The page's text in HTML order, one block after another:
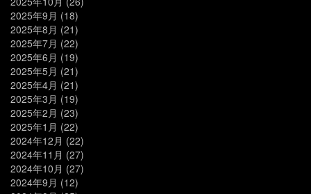
2025年9月 (18)
2025年8月 (21)
2025年7月 (22)
2025年6月 (19)
2025年5月 (21)
2025年4月 (21)
2025年3月 (19)
2025年2月 (23)
2025年1月 (22)
2024年12月 (22)
2024年11月 (27)
2024年10月 (27)
2024年9月 (12)